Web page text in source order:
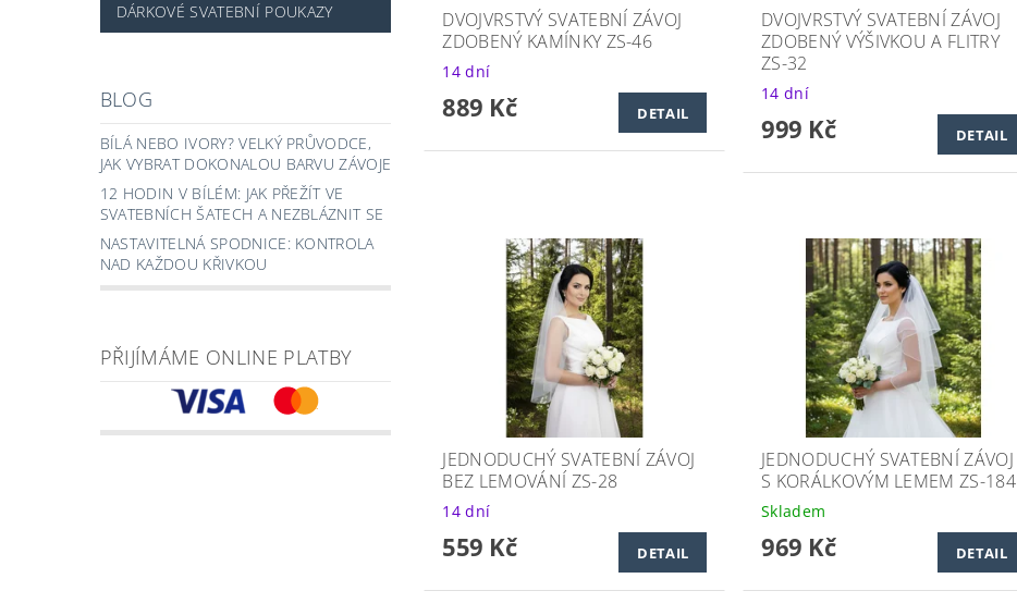
DÁRKOVÉ SVATEBNÍ POUKAZY
BLOG
BÍLÁ NEBO IVORY? VELKÝ PRŮVODCE,
JAK VYBRAT DOKONALOU BARVU ZÁVOJE
12 HODIN V BÍLÉM: JAK PŘEŽÍT VE
SVATEBNÍCH ŠATECH A NEZBLÁZNIT SE
NASTAVITELNÁ SPODNICE: KONTROLA
NAD KAŽDOU KŘIVKOU
PŘIJÍMÁME ONLINE PLATBY
DVOJVRSTVÝ SVATEBNÍ ZÁVOJ
ZDOBENÝ KAMÍNKY ZS-46
14 dní
889 Kč DETAIL
DVOJVRSTVÝ SVATEBNÍ ZÁVOJ
ZDOBENÝ VÝŠIVKOU A FLITRY
ZS-32
14 dní
999 Kč DETAIL
JEDNODUCHÝ SVATEBNÍ ZÁVOJ
BEZ LEMOVÁNÍ ZS-28
14 dní
559 Kč DETAIL
JEDNODUCHÝ SVATEBNÍ ZÁVOJ
S KORÁLKOVÝM LEMEM ZS-184
Skladem
969 Kč DETAIL